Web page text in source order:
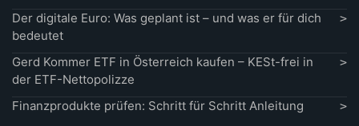
Der digitale Euro: Was geplant ist – und was er für dich
bedeutet
Gerd Kommer ETF in Österreich kaufen – KESt-frei in
der ETF-Nettopolizze
Finanzprodukte prüfen: Schritt für Schritt Anleitung